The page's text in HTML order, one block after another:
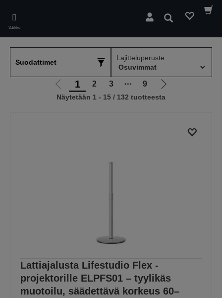
main
content
Valikko
Hae
Suodattimet
Lajitteluperuste:
Siirry
edelliselle
1 2 3 ⋯ 9
Siirry
seuraavalle
Näytetään 1 - 15 / 132 tuotteesta
Lattiajalusta Lifestudio Flex -
projektorille ELPFS01 – tyylikäs
muotoilu, säädettävä korkeus 60–